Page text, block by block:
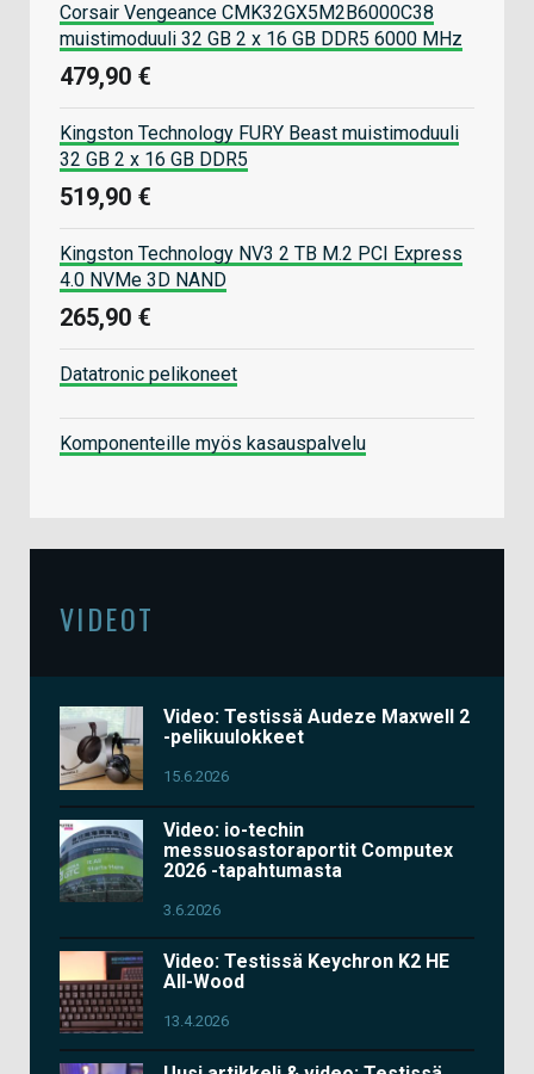
Corsair Vengeance CMK32GX5M2B6000C38
muistimoduuli 32 GB 2 x 16 GB DDR5 6000 MHz
479,90 €
Kingston Technology FURY Beast muistimoduuli
32 GB 2 x 16 GB DDR5
519,90 €
Kingston Technology NV3 2 TB M.2 PCI Express
4.0 NVMe 3D NAND
265,90 €
Datatronic pelikoneet
Komponenteille myös kasauspalvelu
VIDEOT
Video: Testissä Audeze Maxwell 2
-pelikuulokkeet
15.6.2026
Video: io-techin
messuosastoraportit Computex
2026 -tapahtumasta
3.6.2026
Video: Testissä Keychron K2 HE
All-Wood
13.4.2026